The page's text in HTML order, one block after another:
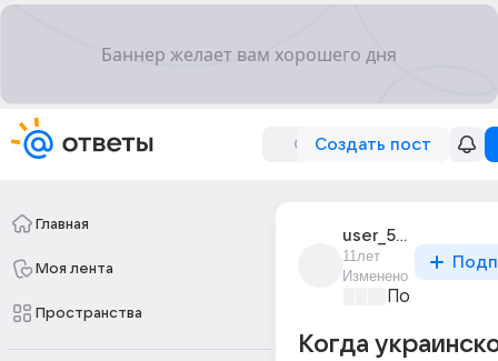
Создать пост
Главная
Моя лента
Пространства
user_54788192
11лет
Изменено
Когда